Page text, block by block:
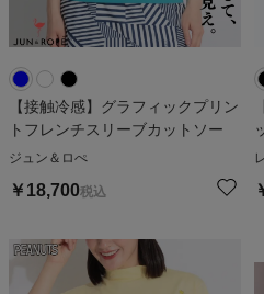
【接触冷感】グラフィックプリン
トフレンチスリーブカットソー
ジュン＆ロぺ
￥ 18,700税込